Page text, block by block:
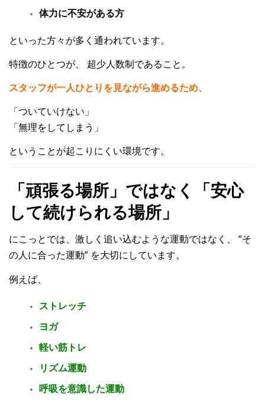
体力に不安がある方
といった方々が多く通われています。
特徴のひとつが、
超少人数制であること。
スタッフが一人ひとりを見ながら進めるため、
「ついていけない」
「無理をしてしまう」
ということが起こりにくい環境です。
「頑張る場所」ではなく「安心
して続けられる場所」
にこっとでは、 激しく追い込むような運動ではなく、
“そ
の人に合った運動” を大切にしています。
例えば、
ストレッチ
ヨガ
軽い筋トレ
リズム運動
呼吸を意識した運動